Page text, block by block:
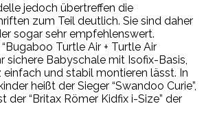
jedoch übertreffen die
zum Teil deutlich. Sie sind daher
sogar sehr empfehlenswert.
Turtle Air + Turtle Air
sichere Babyschale mit Isofix-Basis,
einfach und stabil montieren lässt. In
heißt der Sieger “Swandoo Curie”,
der “Britax Römer Kidfix i-Size” der